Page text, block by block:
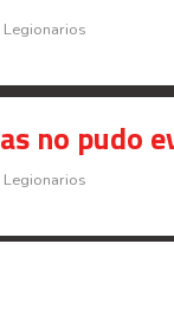
Legionarios
no pudo
Legionarios